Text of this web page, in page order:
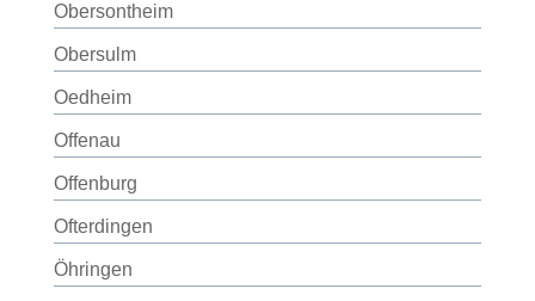
Obersontheim
Obersulm
Oedheim
Offenau
Offenburg
Ofterdingen
Öhringen